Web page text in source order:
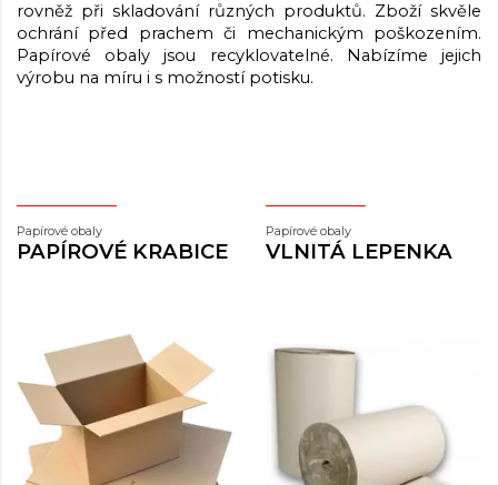
rovněž při skladování různých produktů. Zboží skvěle
ochrání před prachem či mechanickým poškozením.
Papírové obaly jsou recyklovatelné. Nabízíme jejich
výrobu na míru i s možností potisku.
Papírové obaly
PAPÍROVÉ KRABICE
Papírové obaly
VLNITÁ LEPENKA